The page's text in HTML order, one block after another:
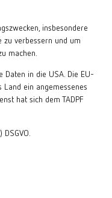
insbesondere
zu verbessern und um
machen.
Daten in die USA. Die EU-
Land ein angemessenes
hat sich dem TADPF